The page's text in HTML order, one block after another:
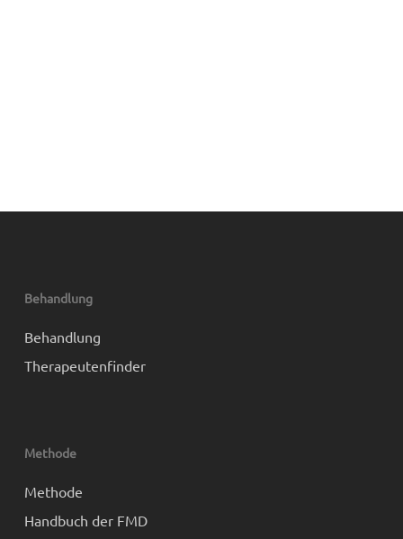
Behandlung
Behandlung
Therapeutenfinder
Methode
Methode
Handbuch der FMD